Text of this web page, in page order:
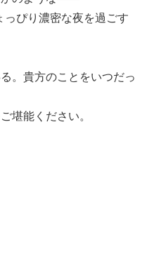
っぴり濃密な夜を過ごす
。貴方のことをいつだっ
堪能ください。